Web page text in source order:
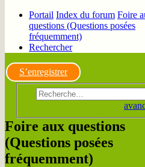
Portail Index du forum Foire
questions (Questions posées
fréquemment)
Rechercher
S’enregistrer
Foire aux questions
(Questions posées
fréquemment)